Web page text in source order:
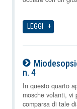
LEGGI
n. 4
08-08-2026
In questo quarto
mosche volanti, vi
comparsa di tale